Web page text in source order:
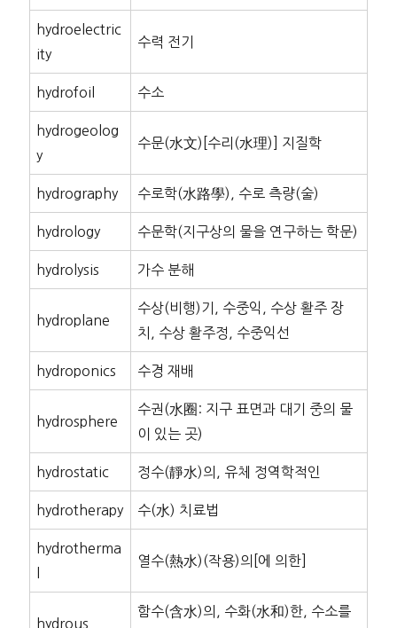
hydroelectric
ity
수력 전기
hydrofoil 수소
hydrogeolog
y
수문(水文)[수리(水理)] 지질학
hydrography 수로학(水路學), 수로 측량(술)
hydrology 수문학(지구상의 물을 연구하는 학문)
hydrolysis 가수 분해
hydroplane
수상(비행)기, 수중익, 수상 활주 장
치, 수상 활주정, 수중익선
hydroponics 수경 재배
hydrosphere
수권(水圈: 지구 표면과 대기 중의 물
이 있는 곳)
hydrostatic 정수(靜水)의, 유체 정역학적인
hydrotherapy 수(水) 치료법
hydrotherma
열수(熱水)(작용)의[에 의한]
hydrous
함수(含水)의, 수화(水和)한, 수소를